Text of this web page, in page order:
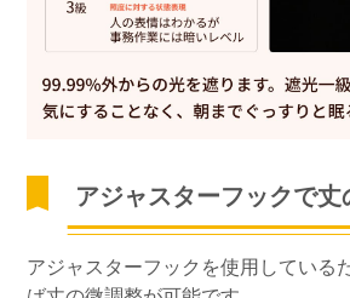
アジャスターフックで
アジャスターフックを使用している